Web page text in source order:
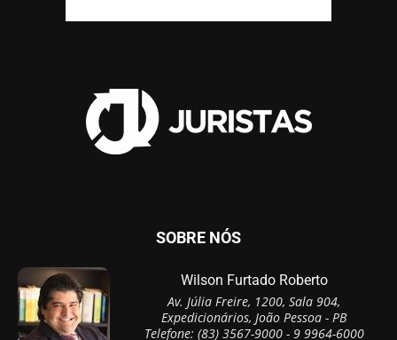
SOBRE NÓS
Wilson Furtado Roberto
Av. Júlia Freire, 1200, Sala 904,
Expedicionários, João Pessoa - PB
Telefone: (83) 3567-9000 - 9 9964-6000